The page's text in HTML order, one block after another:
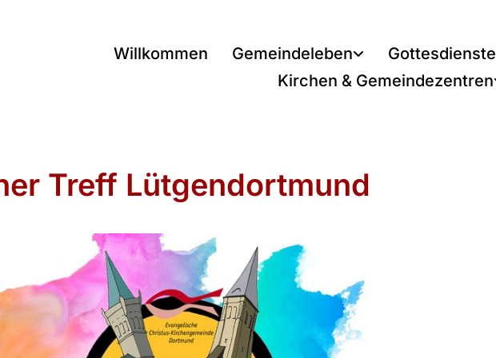
Willkommen Gemeindeleben Gottesdienste
Kirchen & Gemeindezentren
Treff Lütgendortmund